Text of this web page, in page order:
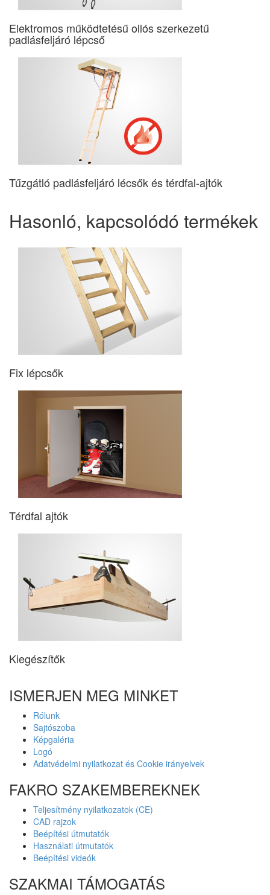
Elektromos működtetésű ollós szerkezetű
padlásfeljáró lépcső
Tűzgátló padlásfeljáró lécsők és térdfal-ajtók
Hasonló, kapcsolódó termékek
Fix lépcsők
Térdfal ajtók
Kiegészítők
ISMERJEN MEG MINKET
Rólunk
Sajtószoba
Képgaléria
Logó
Adatvédelmi nyilatkozat és Cookie irányelvek
FAKRO SZAKEMBEREKNEK
Teljesítmény nyilatkozatok (CE)
CAD rajzok
Beépítési útmutatók
Használati útmutatók
Beépítési videók
SZAKMAI TÁMOGATÁS